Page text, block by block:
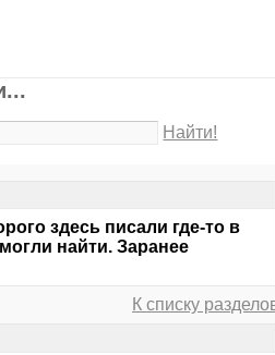
Найти!
здесь писали где-то в
найти. Заранее
К списку